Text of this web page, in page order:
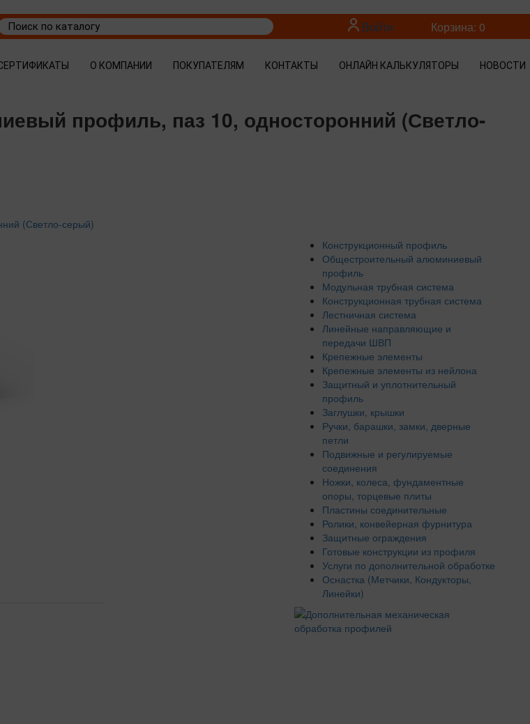
Войти Корзина: 0
О КОМПАНИИ ПОКУПАТЕЛЯМ КОНТАКТЫ ОНЛАЙН КАЛЬКУЛЯТОРЫ НОВОСТИ
профиль, паз 10, односторонний (Светло-
(Светло-серый)
Конструкционный профиль
Общестроительный алюминиевый
профиль
Модульная трубная система
Конструкционная трубная система
Лестничная система
Линейные направляющие и
передачи ШВП
Крепежные элементы
Крепежные элементы из нейлона
Защитный и уплотнительный
профиль
Заглушки, крышки
Ручки, барашки, замки, дверные
петли
Подвижные и регулируемые
соединения
Ножки, колеса, фундаментные
опоры, торцевые плиты
Пластины соединительные
Ролики, конвейерная фурнитура
Защитные ограждения
Готовые конструкции из профиля
Услуги по дополнительной обработке
Оснастка (Метчики, Кондукторы,
Линейки)